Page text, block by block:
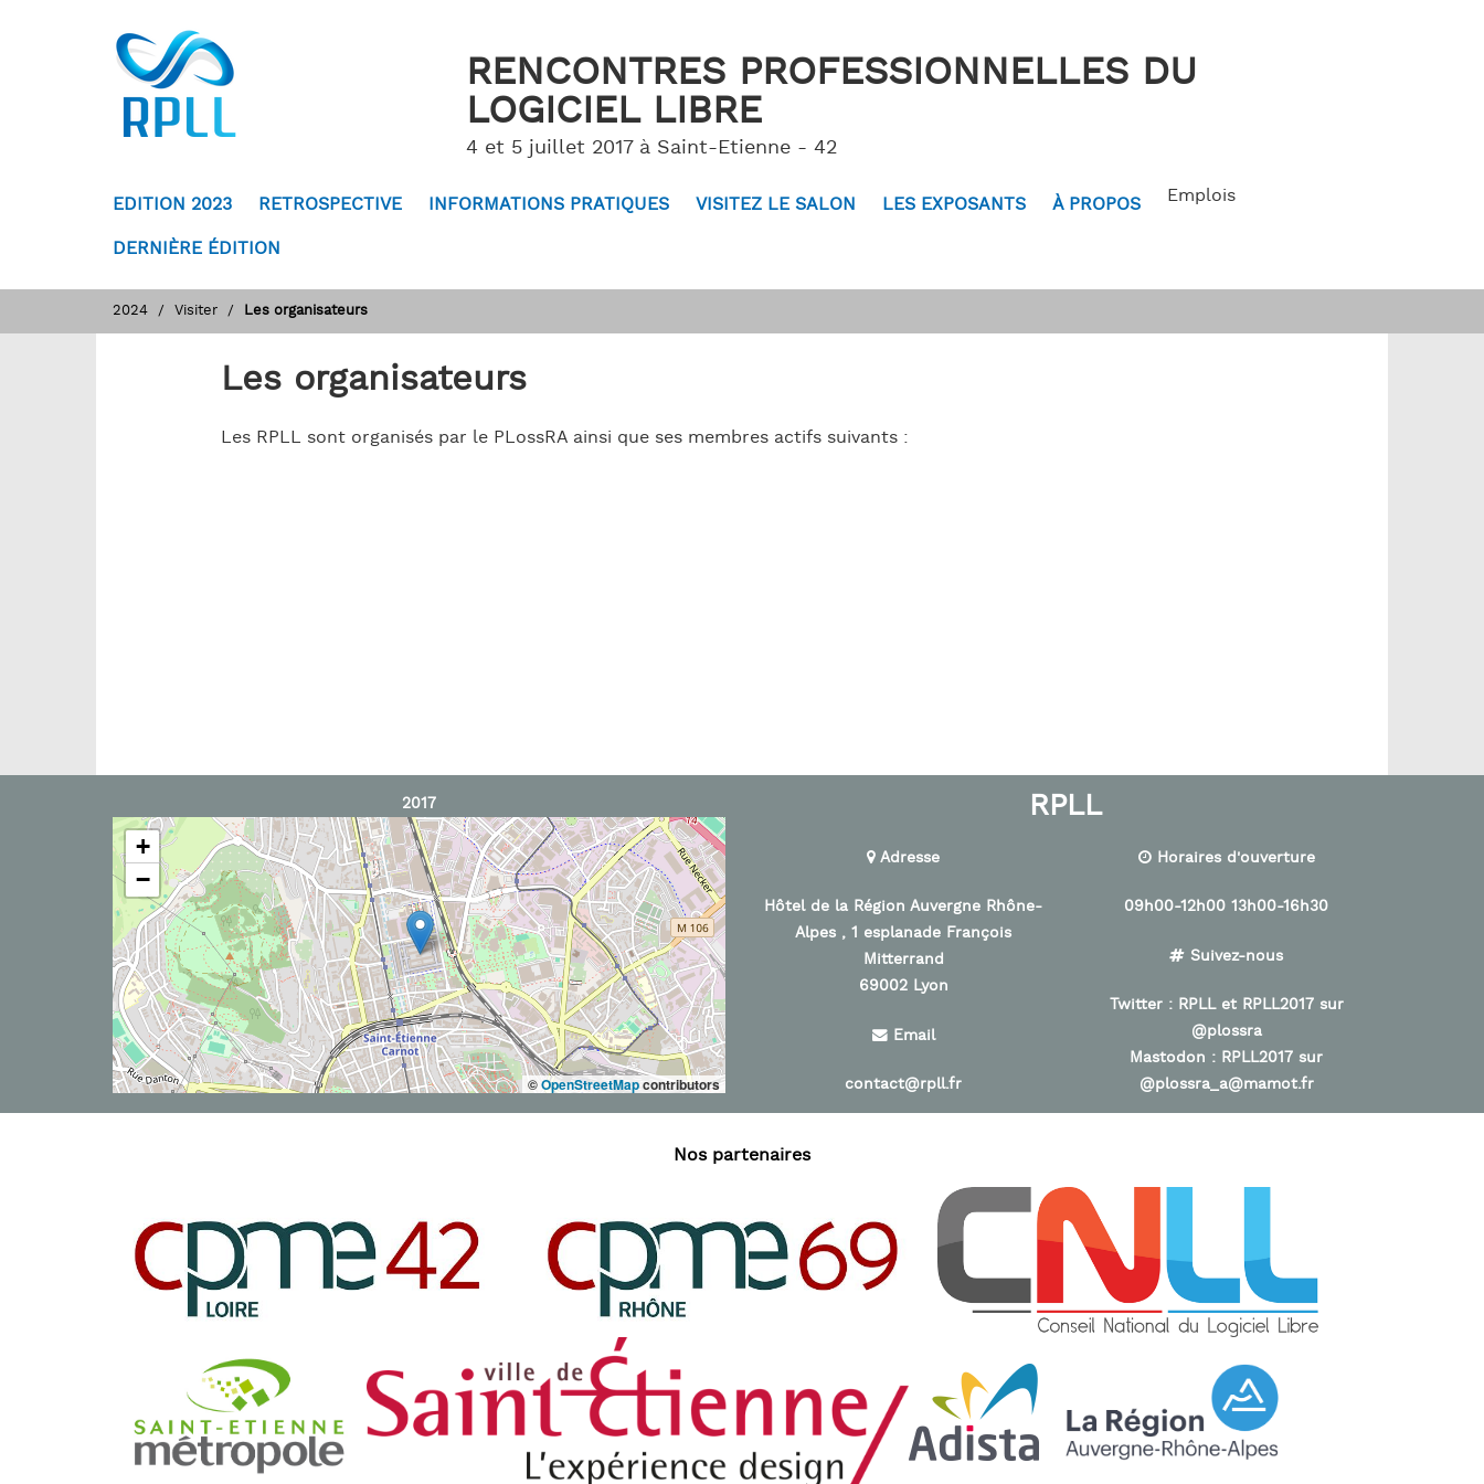
RENCONTRES PROFESSIONNELLES DU
LOGICIEL LIBRE
4 et 5 juillet 2017 à Saint-Etienne - 42
EDITION 2023 RETROSPECTIVE INFORMATIONS PRATIQUES VISITEZ LE SALON LES EXPOSANTS À PROPOS Emplois
DERNIÈRE ÉDITION
2024 Visiter Les organisateurs
Les organisateurs
Les RPLL sont organisés par le PLossRA ainsi que ses membres actifs suivants :
2017
+
−
©OpenStreetMapcontributors
RPLL
Adresse
Hôtel de la Région Auvergne Rhône-
Alpes , 1 esplanade François
Mitterrand
69002 Lyon
Email
contact@rpll.fr
Horaires d'ouverture
09h00-12h00 13h00-16h30
Suivez-nous
Twitter : RPLLet RPLL2017sur
@plossra
Mastodon : RPLL2017 sur
@plossra_a@mamot.fr
Nos partenaires